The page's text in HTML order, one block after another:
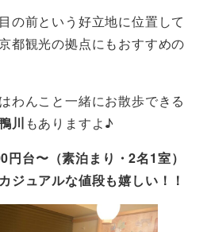
の前という好立地に位置して
都観光の拠点にもおすすめの
わんこと一緒にお散歩できる
川 もありますよ♪
円台〜（素泊まり・2名1室）
ジュアルな値段も嬉しい！！